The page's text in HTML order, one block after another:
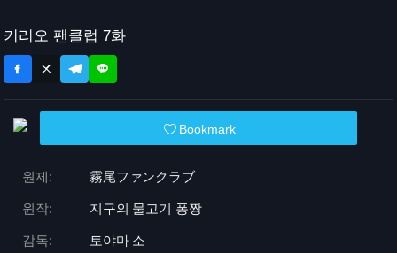
키리오 팬클럽 7화
Bookmark
원제: 霧尾ファンクラブ
원작: 지구의 물고기 퐁짱
감독: 토야마 소